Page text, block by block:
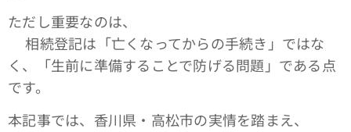
ただし重要なのは、
👉相続登記は「亡くなってからの手続き」ではな
く、「生前に準備することで防げる問題」である点
です。
本記事では、香川県・高松市の実情を踏まえ、